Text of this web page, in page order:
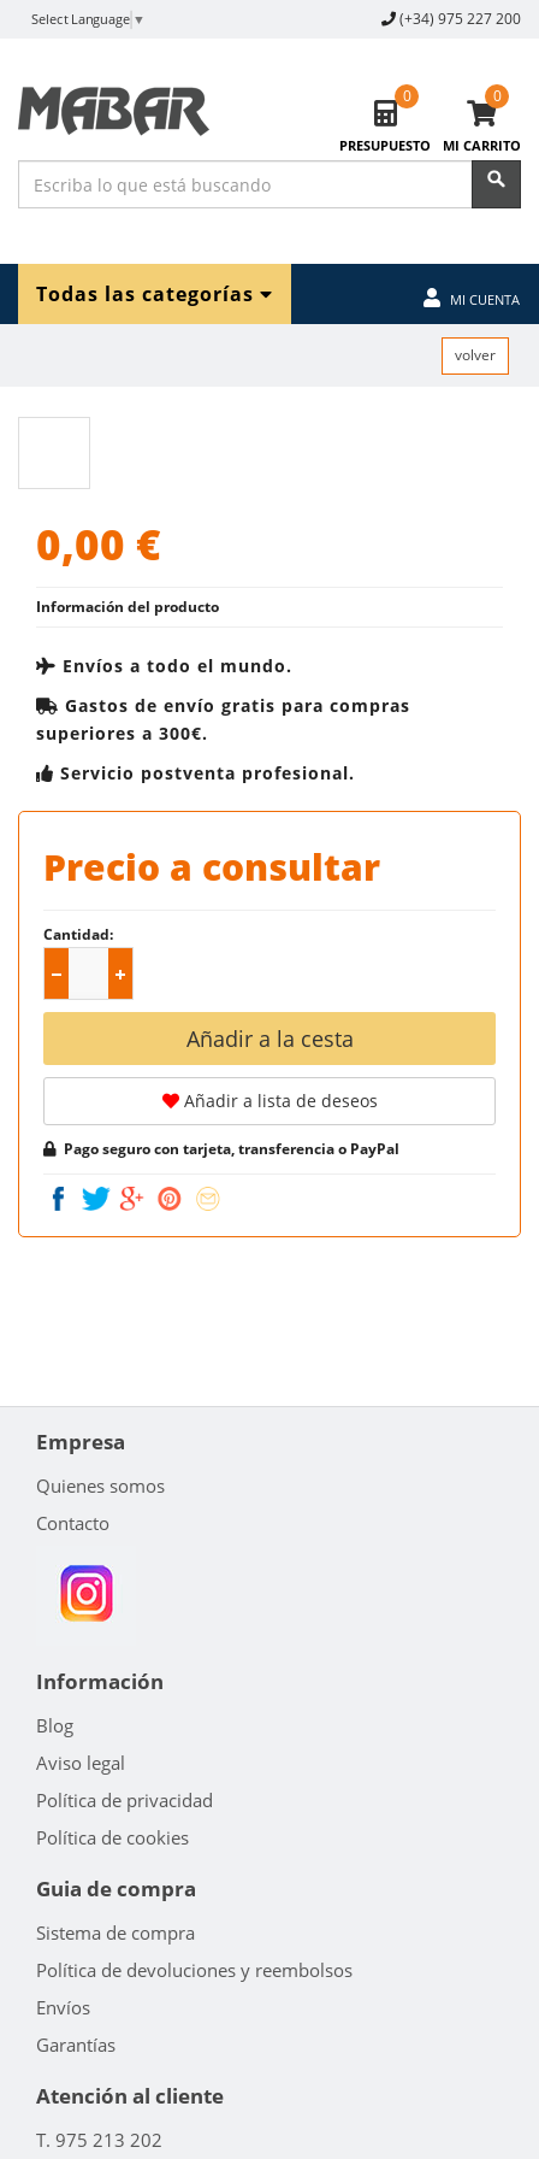
Select Language ▼ (+34) 975 227 200
PRESUPUESTO
0
MI CARRITO
0
Todas las categorías MI CUENTA
volver
0,00 €
Información del producto
Envíos a todo el mundo.
Gastos de envío gratis para compras
superiores a 300€.
Servicio postventa profesional.
Precio a consultar
Cantidad:
Añadir a la cesta
Añadir a lista de deseos
Pago seguro con tarjeta, transferencia o PayPal
Empresa
Quienes somos
Contacto
Información
Blog
Aviso legal
Política de privacidad
Política de cookies
Guia de compra
Sistema de compra
Política de devoluciones y reembolsos
Envíos
Garantías
Atención al cliente
T. 975 213 202